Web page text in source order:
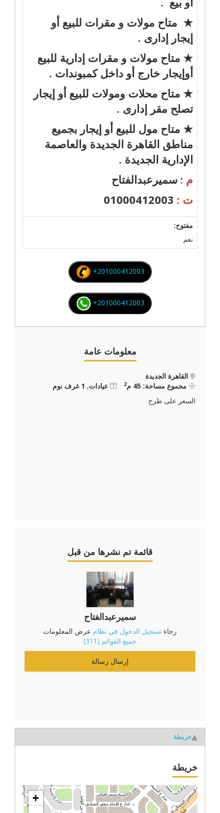
★ متاح مولات و مقرات للبيع أو
إيجار إدارى .
★ متاح مولات و مقرات إدارية للبيع
أوإيجار خارج أو داخل كمبوندات .
★ متاح محلات ومولات للبيع أو إيجار
تصلح مقر إدارى .
★ متاح مول للبيع أو إيجار بجميع
مناطق القاهرة الجديدة والعاصمة
الإدارية الجديدة .
م : سميرعبدالفتاح
ت :
مفتوح:
نعم
+201000412003
+201000412003
معلومات عامة
القاهرة الجديدة
مجموع مساحة: 45 م
2 عيادات, 1 غرف نوم
السعر على طرح
قائمة تم نشرها من قبل
سميرعبدالفتاح
رجاء تسجيل الدخول في نظام عرض المعلومات
جميع القوائم (311)
إرسال رسالة
خريطة
خريطة
+